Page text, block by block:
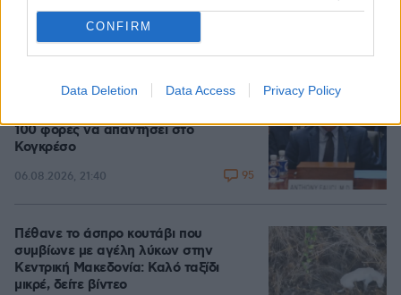
CONFIRM
Data Deletion Data Access Privacy Policy
Προϊόν εργαστηρίου ή της φύσης ο
κορωνοϊός; Άλλα έλεγε δημόσια ο
100 φορές να απαντήσει στο
Κογκρέσο
06.08.2026, 21:40 95
Πέθανε το άσπρο κουτάβι που
συμβίωνε με αγέλη λύκων στην
Κεντρική Μακεδονία: Καλό ταξίδι
μικρέ, δείτε βίντεο